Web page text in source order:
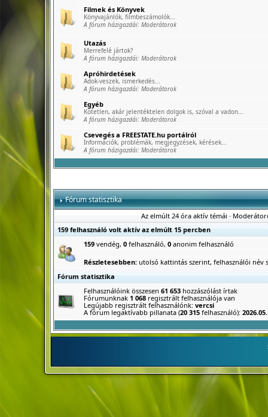
Filmek és Könyvek
Könyvajánlók, filmbeszámolók...
A fórum házigazdái: Moderátorok
Utazás
Merrefelé jártok?
A fórum házigazdái: Moderátorok
Apróhirdetések
Adok-veszek, ismerkedés...
A fórum házigazdái: Moderátorok
Egyéb
Kötetlen, akár jelentéktelen dolgok is, szóval a vadon...
A fórum házigazdái: Moderátorok
Csevegés a FREESTATE.hu portálról
Információk, problémák, megjegyzések, kérések...
A fórum házigazdái: Moderátorok
Fórum statisztika
Az elmúlt 24 óra aktív témái ·
159 felhasználó volt aktív az elmúlt 15 percben
159vendég, 0felhasználó, 0anonim felhasználó
Részletesebben: utolsó kattintás szerint, felhasználói név
Fórum statisztika
Felhasználóink összesen 61 653hozzászólást írtak
Fórumunknak 1 068regisztrált felhasználója van
Legújabb regisztrált felhasználónk: vercsi
A fórum legaktívabb pillanata (20 315felhasználó):